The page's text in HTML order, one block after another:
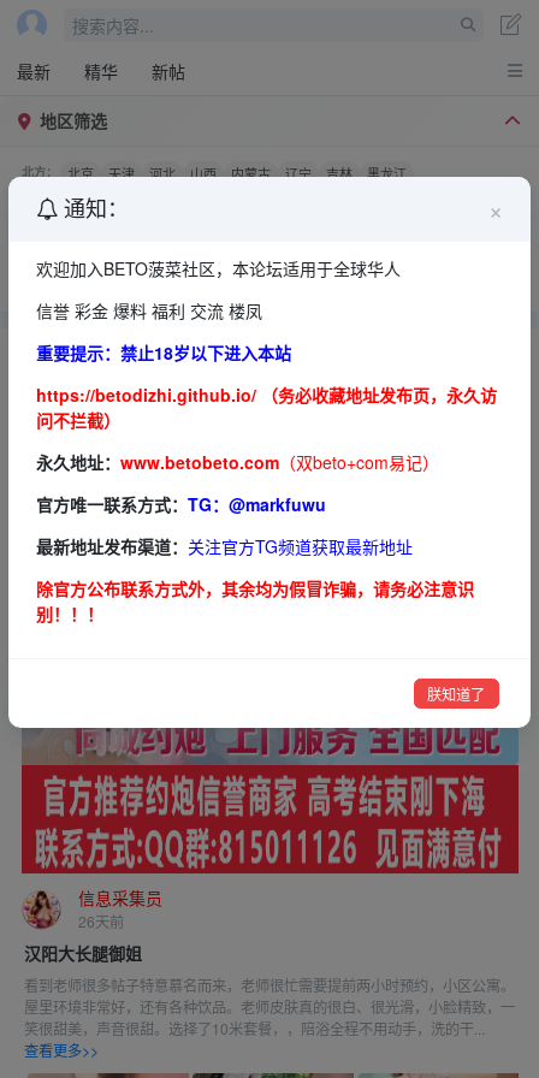
搜索内容...
最新
精华 新帖
地区筛选
北方： 北京 天津 河北 山西 内蒙古 辽宁 吉林 黑龙江
东部： 上海 江苏
重庆 贵州 西藏 陕西 甘肃 青海
信息采集员
26天前
汉阳大长腿御姐
看到老师很多帖子特意慕名而来，老师很忙需要提前两小时预约，小区公寓。
屋里环境非常好，还有各种饮品。老师皮肤真的很白、很光滑，小脸精致，一
笑很甜美，声音很甜。选择了10米套餐，，陪浴全程不用动手，洗的干...
查看更多>>
通知： ×
欢迎加入BETO菠菜社区，本论坛适用于全球华人
信誉 彩金 爆料 福利 交流 楼凤
重要提示：禁止18岁以下进入本站
https://betodizhi.github.io/ （务必收藏地址发布页，永久访
问不拦截）
永久地址： www.betobeto.com（双beto+com易记）
官方唯一联系方式： TG：@markfuwu
最新地址发布渠道： 关注官方TG频道获取最新地址
除官方公布联系方式外，其余均为假冒诈骗，请务必注意识
别！！！
朕知道了